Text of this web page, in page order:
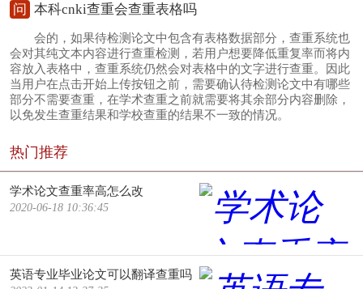
问 本科cnki查重会查重表格吗
会的，如果待检测论文中包含有表格数据部分，查重系统也
会对其纯文本内容进行查重检测，若用户想要降低重复率而将内
容放入表格中，查重系统仍然会对表格中的文字进行查重。因此
当用户在点击开始上传按钮之前，需要确认待检测论文中有哪些
部分不需要查重，在学术查重之前就需要将其余部分内容删除，
以免发生查重结果和学校查重的结果不一致的情况。
热门推荐
学术论文查重率高怎么改
2020-06-18 10:36:45
英语专业毕业论文可以翻译查重吗